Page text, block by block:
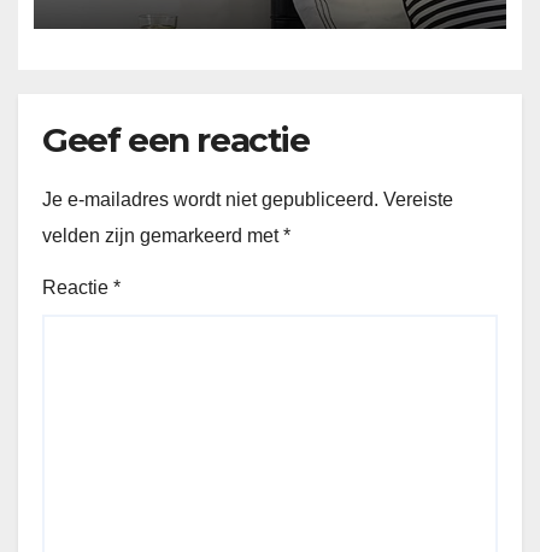
Geef een reactie
Je e-mailadres wordt niet gepubliceerd. Vereiste
velden zijn gemarkeerd met*
Reactie *